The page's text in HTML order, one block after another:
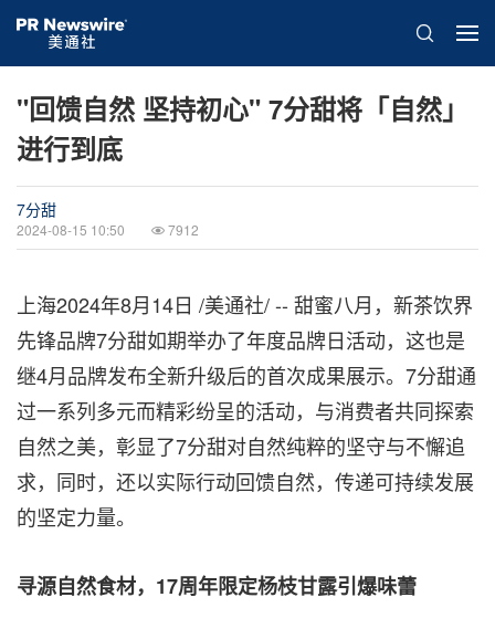
"回馈自然 坚持初心" 7分甜将「自然」
进行到底
7分甜
2024-08-15 10:50 7912
上海2024年8月14日 /美通社/ -- 甜蜜八月，新茶饮界
先锋品牌7分甜如期举办了年度品牌日活动，这也是
继4月品牌发布全新升级后的首次成果展示。7分甜通
过一系列多元而精彩纷呈的活动，与消费者共同探索
自然之美，彰显了7分甜对自然纯粹的坚守与不懈追
求，同时，还以实际行动回馈自然，传递可持续发展
的坚定力量。
寻源自然食材，17周年限定杨枝甘露引爆味蕾